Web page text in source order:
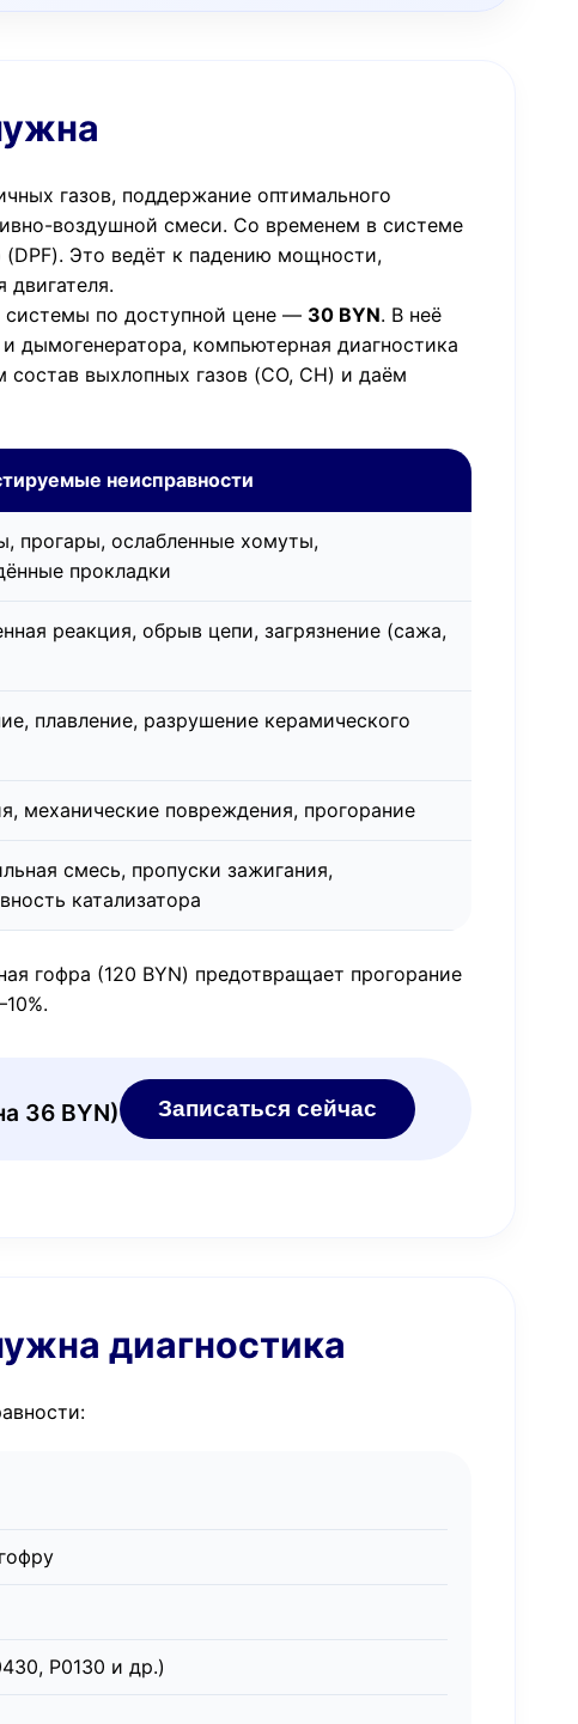
газов, поддержание оптимального
воздушной смеси. Со временем в системе
(DPF). Это ведёт к падению мощности,
по доступной цене — 30 BYN. В неё
дымогенератора, компьютерная диагностика
выхлопных газов (CO, CH) и даём
неисправности
прогары, ослабленные хомуты,
прокладки
реакция, обрыв цепи, загрязнение (сажа,
плавление, разрушение керамического
механические повреждения, прогорание
смесь, пропуски зажигания,
катализатора
гофра (120 BYN) предотвращает прогорание
36 BYN) Записаться сейчас
диагностика
P0130 и др.)